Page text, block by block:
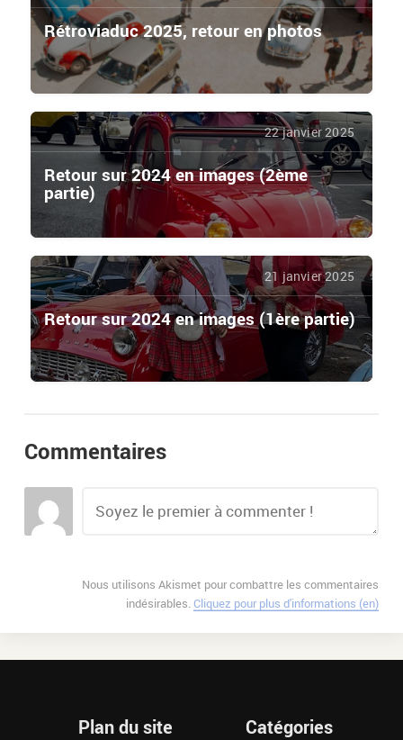
Rétroviaduc 2025, retour en photos
22 janvier 2025
Retour sur 2024 en images (2ème
partie)
21 janvier 2025
Retour sur 2024 en images (1ère partie)
Commentaires
Nous utilisons Akismet pour combattre les commentaires
indésirables.Cliquez pour plus d'informations (en)
Plan du site Catégories